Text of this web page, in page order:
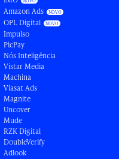
Amazon Ads
OPL Digital
Impulso
PicPay
Nós Inteligência
Vistar Media
Machina
Viasat Ads
Magnite
Uncover
Mude
RZK Digital
DoubleVerify
Adlook